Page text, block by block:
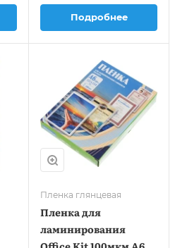
Подробнее
Пленка глянцевая
Пленка для
ламинирования